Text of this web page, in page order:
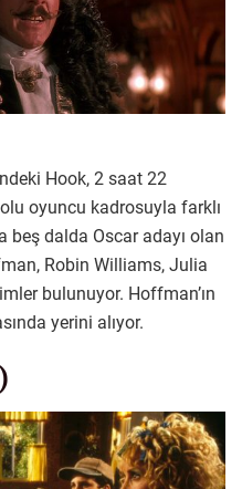
Hook, 2 saat 22
oyuncu kadrosuyla farklı
beş dalda Oscar adayı olan
Robin Williams, Julia
bulunuyor. Hoffman’ın
yerini alıyor.